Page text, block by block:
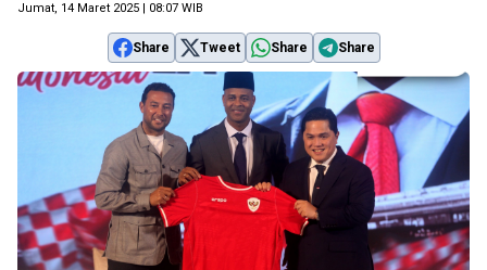
Jumat, 14 Maret 2025 | 08:07 WIB
Share Tweet Share Share